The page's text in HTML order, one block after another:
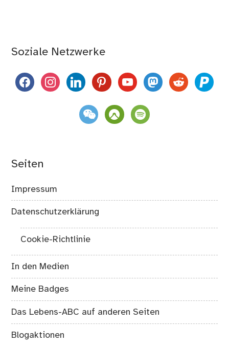
Soziale Netzwerke
facebookinstagramlinkedinpinterestyoutubemastodon
reddit paypal
weixin komootspotify
Seiten
Impressum
Datenschutzerklärung
Cookie-Richtlinie
In den Medien
Meine Badges
Das Lebens-ABC auf anderen Seiten
Blogaktionen